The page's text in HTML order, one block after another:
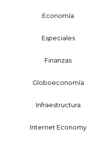
Economía
Especiales
Finanzas
Globoeconomía
Infraestructura
Internet Economy